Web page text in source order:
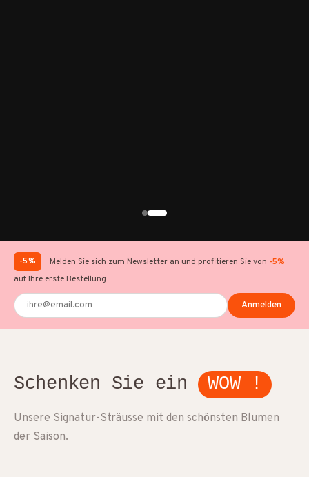
-5% Melden Sie sich zum Newsletter an und profitieren Sie von -5%
auf Ihre erste Bestellung
Anmelden
Schenken Sie ein WOW !
Unsere Signatur-Sträusse mit den schönsten Blumen
der Saison.